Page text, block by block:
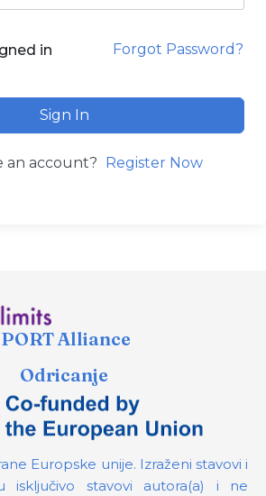
in Forgot Password?
Sign In
an account? Register Now
Alliance
Odricanje
Europske unije. Izraženi stavovi i
isključivo stavovi autora(a) i ne